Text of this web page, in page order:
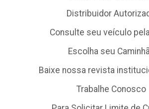
Distribuidor
Consulte seu veículo
Escolha seu
Baixe nossa revista
Trabalhe Conosco